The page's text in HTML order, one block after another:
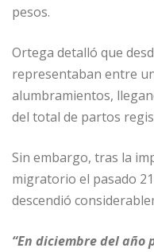
pesos.
Ortega detalló que
representaban entre
alumbramientos,
del total de partos
Sin embargo, tras la
migratorio el pasado
descendió
“En diciembre del año